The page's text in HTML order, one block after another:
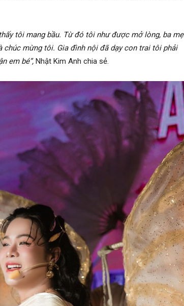
tôi mang bầu. Từ đó tôi như được mở lòng, ba mẹ
chúc mừng tôi. Gia đình nội đã dạy con trai tôi phải
em bé”, Nhật Kim Anh chia sẻ.